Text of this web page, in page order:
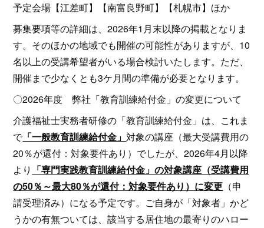
予定会場【江差町】【南富良野町】【札幌市】ほか
募集要項等の詳細は、2026年1月末以降の掲載となりま
す。そのほかの地域でも開催の可能性がありますが、10
名以上の受講希望者がいる場合検討いたします。ただ、
開催まで少なくとも3ケ月間の準備が必要となります。
〇2026年度 弊社「教育訓練給付金」の変更について
介護福祉士実務者研修の「教育訓練給付金」は、これま
で「一般教育訓練給付金」対象の講座（最大受講費用の
20％が還付：対象要件あり）でしたが、2026年4月以降
より 「専門実践教育訓練給付金」の対象講座（受講費用
の50％～最大80％が還付：対象要件あり）に変更 （申
請受理済み）になる予定です。ご自身が「対象者」かど
うかの有無ついては、該当する居住地の最寄りのハロー